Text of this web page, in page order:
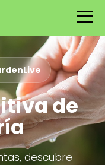
de
descubre